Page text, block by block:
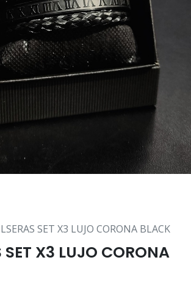
SET X3 LUJO CORONA BLACK
SET X3 LUJO CORONA